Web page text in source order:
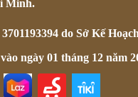
Minh.
do Sở Kế
ngày 01 tháng 12 năm